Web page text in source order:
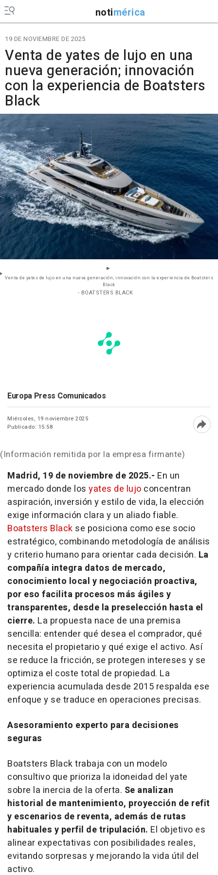
notimérica
19 DE NOVIEMBRE DE 2025
Venta de yates de lujo en una
nueva generación; innovación
con la experiencia de Boatsters
Black
Venta de yates de lujo en una nueva generación; innovación con la experiencia de Boatsters
Black
- BOATSTERS BLACK
Europa Press Comunicados
Miércoles, 19 noviembre 2025
Publicado: 15:58
(Información remitida por la empresa firmante)
Madrid, 19 de noviembre de 2025.- En un
mercado donde los yates de lujo concentran
aspiración, inversión y estilo de vida, la elección
exige información clara y un aliado fiable.
Boatsters Black se posiciona como ese socio
estratégico, combinando metodología de análisis
y criterio humano para orientar cada decisión. La
compañía integra datos de mercado,
conocimiento local y negociación proactiva,
por eso facilita procesos más ágiles y
transparentes, desde la preselección hasta el
cierre. La propuesta nace de una premisa
sencilla: entender qué desea el comprador, qué
necesita el propietario y qué exige el activo. Así
se reduce la fricción, se protegen intereses y se
optimiza el coste total de propiedad. La
experiencia acumulada desde 2015 respalda ese
enfoque y se traduce en operaciones precisas.
Asesoramiento experto para decisiones
seguras
Boatsters Black trabaja con un modelo
consultivo que prioriza la idoneidad del yate
sobre la inercia de la oferta. Se analizan
historial de mantenimiento, proyección de refit
y escenarios de reventa, además de rutas
habituales y perfil de tripulación. El objetivo es
alinear expectativas con posibilidades reales,
evitando sorpresas y mejorando la vida útil del
activo.